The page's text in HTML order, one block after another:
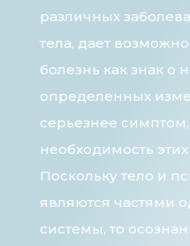
различных
тела, дает
болезнь как знак о
определенных
серьезнее
необходимость
Поскольку тело и
являются частями
системы, то